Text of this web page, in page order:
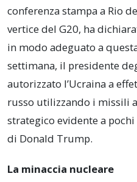
conferenza stampa a Rio
vertice del G20, ha
in modo adeguato a
settimana, il presidente
autorizzato l’Ucraina a
russo utilizzando i missili
strategico evidente a
di Donald Trump.
La minaccia nucleare